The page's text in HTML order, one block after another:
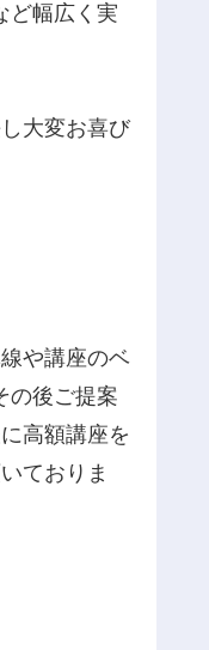
ど幅広く実
大変お喜び
や講座のベ
の後ご提案
高額講座を
ておりま